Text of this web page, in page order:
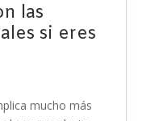
las
si eres
mucho más